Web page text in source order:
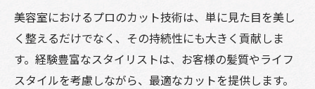
美容室での経験を日々のスタイルに活かす
スタイリストとの信頼関係を築く方法
プロの技術で新しい自分を発見する
美容室におけるプロのカット技術は、単に見た目を美し
く整えるだけでなく、その持続性にも大きく貢献しま
す。経験豊富なスタイリストは、お客様の髪質やライフ
スタイルを考慮しながら、最適なカットを提供します。